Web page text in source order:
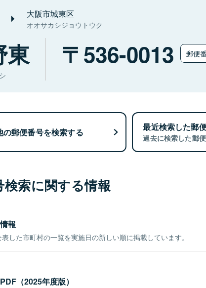
大阪市城東区
オオサカシジョウトウク
東 536-0013 郵便
の郵便番号を検索する 最近検索した郵
過去に検索した郵
検索に関する情報
報
した市町村の一覧を実施日の新しい順に掲載しています。
（2025年度版）